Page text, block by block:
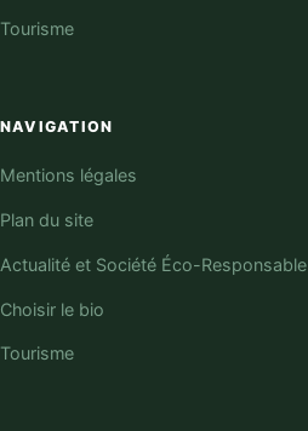
Tourisme
NAVIGATION
Mentions légales
Plan du site
Actualité et Société Éco-Responsable
Choisir le bio
Tourisme